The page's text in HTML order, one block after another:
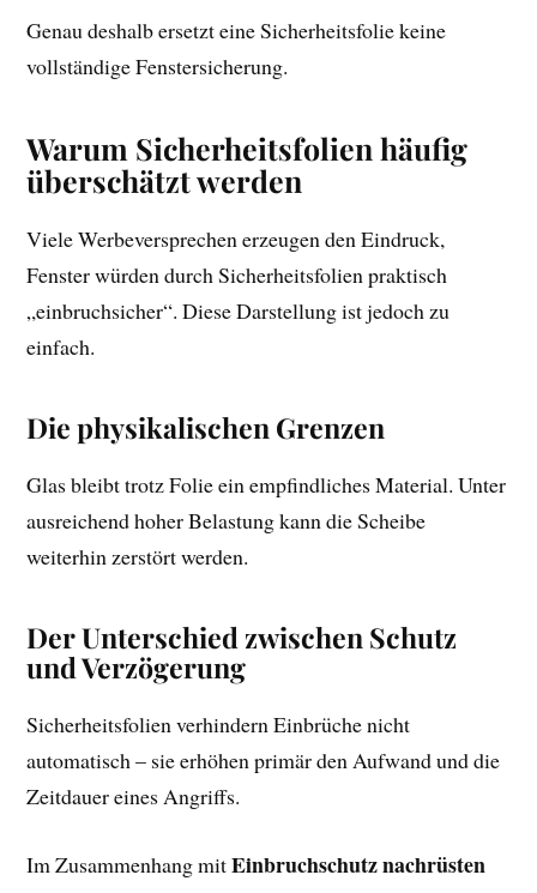
Genau deshalb ersetzt eine Sicherheitsfolie keine
vollständige Fenstersicherung.
Warum Sicherheitsfolien häufig
überschätzt werden
Viele Werbeversprechen erzeugen den Eindruck,
Fenster würden durch Sicherheitsfolien praktisch
„einbruchsicher“. Diese Darstellung ist jedoch zu
einfach.
Die physikalischen Grenzen
Glas bleibt trotz Folie ein empfindliches Material. Unter
ausreichend hoher Belastung kann die Scheibe
weiterhin zerstört werden.
Der Unterschied zwischen Schutz
und Verzögerung
Sicherheitsfolien verhindern Einbrüche nicht
automatisch – sie erhöhen primär den Aufwand und die
Zeitdauer eines Angriffs.
Im Zusammenhang mitEinbruchschutz nachrüsten